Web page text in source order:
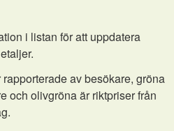
i listan för att uppdatera
av besökare, gröna
och olivgröna är riktpriser från